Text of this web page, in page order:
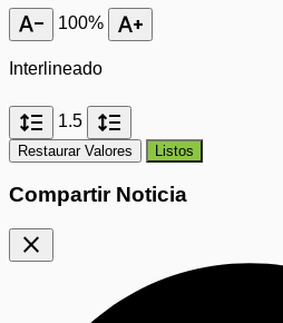
text_decrease 100% text_increase
Interlineado
format_line_spacing 1.5 format_line_spacing
Restaurar Valores Listos
Compartir Noticia
close